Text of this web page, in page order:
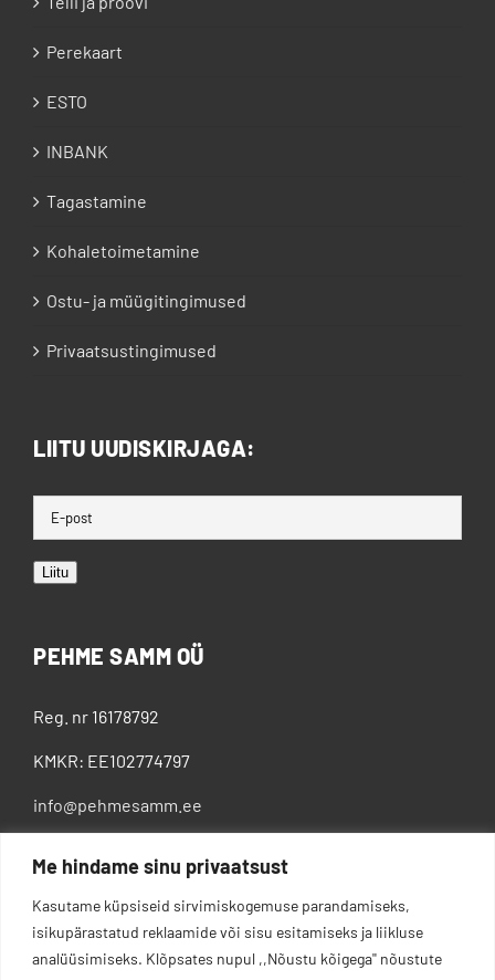
Me hindame sinu privaatsust
Kasutame küpsiseid sirvimiskogemuse parandamiseks,
isikupärastatud reklaamide või sisu esitamiseks ja liikluse
analüüsimiseks. Klõpsates nupul ,,Nõustu kõigega'' nõustute
Perekaart
ESTO
INBANK
Tagastamine
Kohaletoimetamine
Ostu- ja müügitingimused
Privaatsustingimused
LIITU UUDISKIRJAGA:
Liitu
PEHME SAMM OÜ
Reg. nr 16178792
KMKR: EE102774797
info@pehmesamm.ee